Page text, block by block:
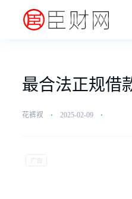
最合法正规借
花裤衩 ⋅ 2025-02-09 ⋅